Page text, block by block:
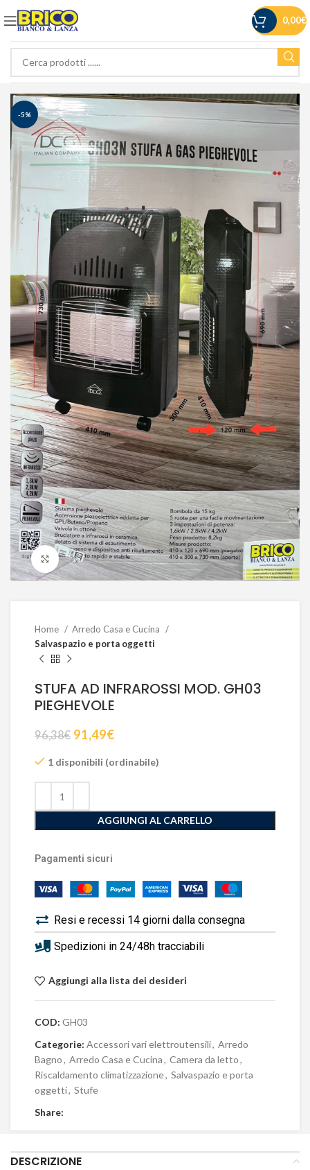
0,00€
-5%
Click to enlarge
Home
Arredo Casa e Cucina
Salvaspazio e porta oggetti
STUFA AD INFRAROSSI MOD. GH03
PIEGHEVOLE
96,38€ 91,49€
1 disponibili (ordinabile)
AGGIUNGI AL CARRELLO
Pagamenti sicuri
Resi e recessi 14 giorni dalla consegna
Spedizioni in 24/48h tracciabili
Aggiungi alla lista dei desideri
COD: GH03
Categorie: Accessori vari elettroutensili, Arredo
Bagno, Arredo Casa e Cucina, Camera da letto,
Riscaldamento climatizzazione, Salvaspazio e porta
oggetti, Stufe
Share:
DESCRIZIONE